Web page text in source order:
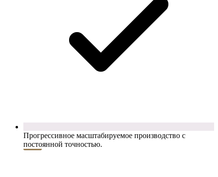
Прогрессивное масштабируемое производство с
постоянной точностью.